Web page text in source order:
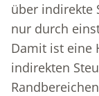
über indirekte
nur durch
Damit ist eine
indirekten